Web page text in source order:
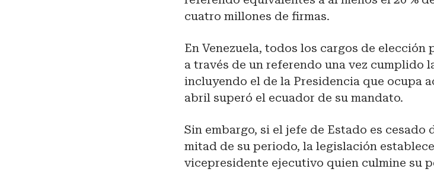
cuatro millones de firmas.
En Venezuela, todos los cargos de
a través de un referendo una vez cumplido
incluyendo el de la Presidencia que ocupa
abril superó el ecuador de su mandato.
Sin embargo, si el jefe de Estado es cesado
mitad de su periodo, la legislación
vicepresidente ejecutivo quien culmine su